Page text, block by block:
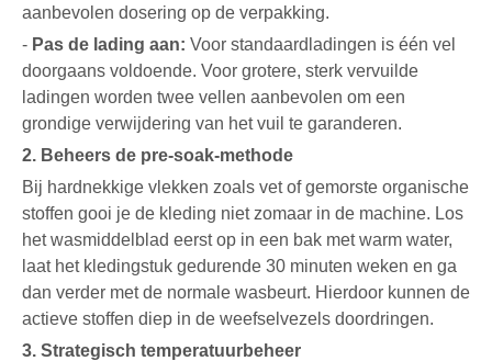
aanbevolen dosering op de verpakking.
- Pas de lading aan: Voor standaardladingen is één vel
doorgaans voldoende. Voor grotere, sterk vervuilde
ladingen worden twee vellen aanbevolen om een ​​
grondige verwijdering van het vuil te garanderen.
2. Beheers de pre-soak-methode
Bij hardnekkige vlekken zoals vet of gemorste organische
stoffen gooi je de kleding niet zomaar in de machine. Los
het wasmiddelblad eerst op in een bak met warm water,
laat het kledingstuk gedurende 30 minuten weken en ga
dan verder met de normale wasbeurt. Hierdoor kunnen de
actieve stoffen diep in de weefselvezels doordringen.
3. Strategisch temperatuurbeheer